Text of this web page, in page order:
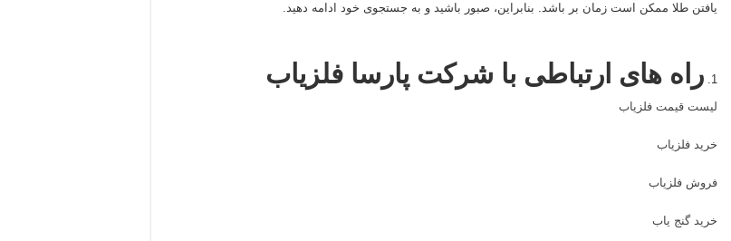
یافتن طلا ممکن است زمان‌ بر باشد. بنابراین، صبور باشید و به جستجوی خود ادامه دهید.
راه های ارتباطی با شرکت پارسا فلزیاب
لیست قیمت فلزیاب
خرید فلزیاب
فروش فلزیاب
خرید گنج یاب